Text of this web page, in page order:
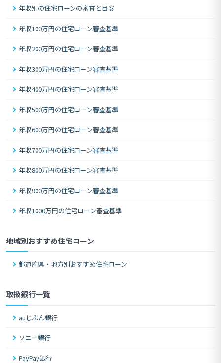
年収別の住宅ローンの審査と目安
年収100万円の住宅ローン審査基準
年収200万円の住宅ローン審査基準
年収300万円の住宅ローン審査基準
年収400万円の住宅ローン審査基準
年収500万円の住宅ローン審査基準
年収600万円の住宅ローン審査基準
年収700万円の住宅ローン審査基準
年収800万円の住宅ローン審査基準
年収900万円の住宅ローン審査基準
年収1000万円の住宅ローン審査基準
地域別おすすめ住宅ローン
都道府県・地方別おすすめ住宅ローン
取扱銀行一覧
auじぶん銀行
ソニー銀行
PayPay銀行